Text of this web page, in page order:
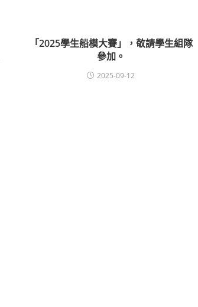
「2025學生船模大賽」，敬請學生組隊
參加。
2025-09-12